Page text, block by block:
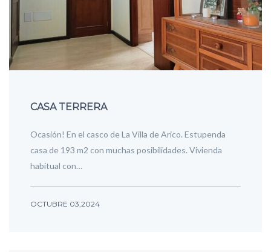
CASA TERRERA
Ocasión! En el casco de La Villa de Arico. Estupenda
casa de 193 m2 con muchas posibilidades. Vivienda
habitual con…
OCTUBRE 03,2024